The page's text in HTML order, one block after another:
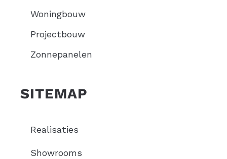
Woningbouw
Projectbouw
Zonnepanelen
SITEMAP
Realisaties
Showrooms